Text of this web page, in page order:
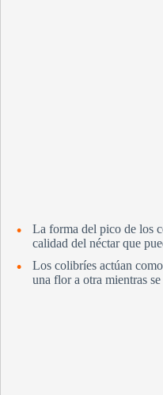
La forma del pico de los
calidad del néctar que
Los colibríes actúan
una flor a otra mientras